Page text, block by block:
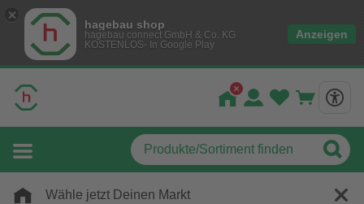
hagebau shop
hagebau connect GmbH & Co. KG
KOSTENLOS- In Google Play
Anzeigen
Wähle jetzt Deinen Markt